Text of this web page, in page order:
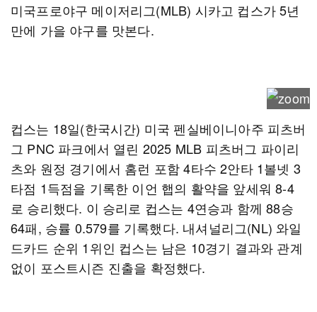
미국프로야구 메이저리그(MLB) 시카고 컵스가 5년
만에 가을 야구를 맛본다.
컵스는 18일(한국시간) 미국 펜실베이니아주 피츠버
그 PNC 파크에서 열린 2025 MLB 피츠버그 파이리
츠와 원정 경기에서 홈런 포함 4타수 2안타 1볼넷 3
타점 1득점을 기록한 이언 햅의 활약을 앞세워 8-4
로 승리했다. 이 승리로 컵스는 4연승과 함께 88승
64패, 승률 0.579를 기록했다. 내셔널리그(NL) 와일
드카드 순위 1위인 컵스는 남은 10경기 결과와 관계
없이 포스트시즌 진출을 확정했다.